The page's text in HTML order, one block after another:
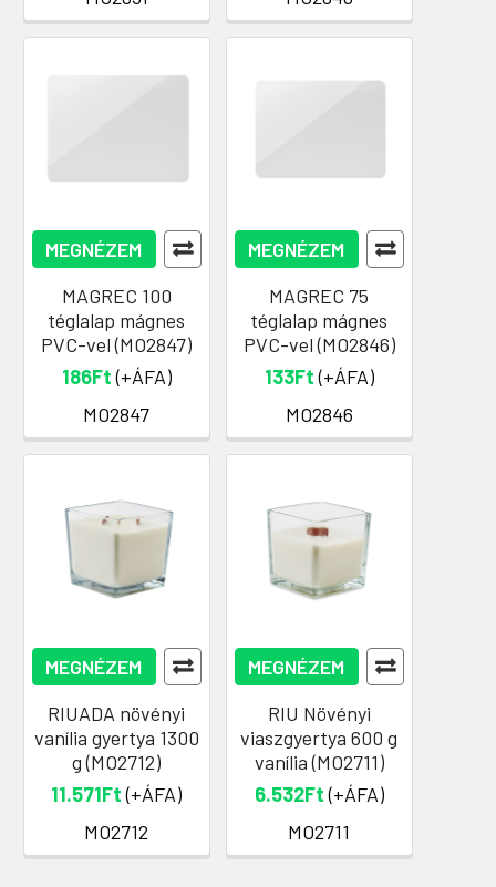
MEGNÉZEM
MAGREC 100
téglalap mágnes
PVC-vel (MO2847)
186Ft(+ÁFA)
MO2847
MEGNÉZEM
MAGREC 75
téglalap mágnes
PVC-vel (MO2846)
133Ft(+ÁFA)
MO2846
MEGNÉZEM
RIUADA növényi
vanília gyertya 1300
g (MO2712)
11.571Ft(+ÁFA)
MO2712
MEGNÉZEM
RIU Növényi
viaszgyertya 600 g
vanília (MO2711)
6.532Ft(+ÁFA)
MO2711